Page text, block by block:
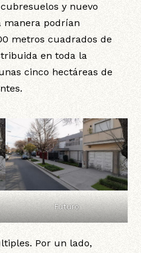
y nuevo
manera podrían
metros cuadrados de
en toda la
cinco hectáreas de
Futuro
Por un lado,